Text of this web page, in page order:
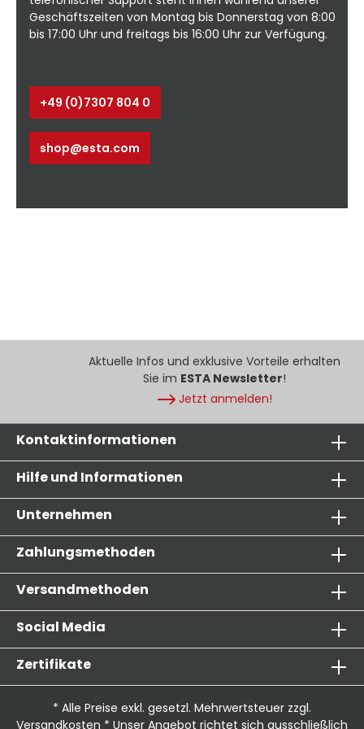
Geschäftszeiten von Montag bis Donnerstag von 8:00
bis 17:00 Uhr und freitags bis 16:00 Uhr zur Verfügung.
+49 (0)7307 804 0
shop@esta.com
Aktuelle Infos und exklusive Vorteile erhalten
Sie im ESTA Newsletter!
Jetzt anmelden!
Kontaktinformationen
Hilfe und Informationen
Unternehmen
Zahlungsmethoden
Versandmethoden
Social Media
Zertifikate
* Alle Preise exkl. gesetzl. Mehrwertsteuer zzgl.
Versandkosten * Unser Angebot richtet sich ausschließlich